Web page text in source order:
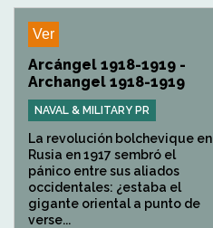
Ver
Arcángel 1918-1919 -
Archangel 1918-1919
NAVAL & MILITARY PR
La revolución bolchevique en
Rusia en 1917 sembró el
pánico entre sus aliados
occidentales: ¿estaba el
gigante oriental a punto de
verse...